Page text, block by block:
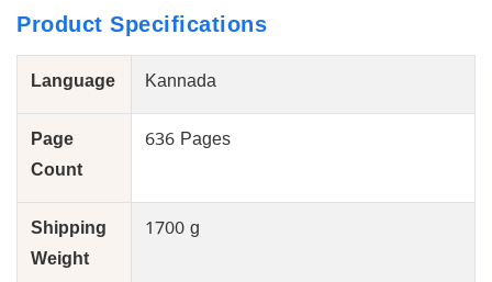
Product Specifications
Language Kannada
Page
Count
636 Pages
Shipping
Weight
1700 g